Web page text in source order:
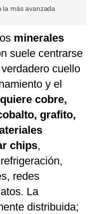
la más avanzada
minerales
suele centrarse
cuello
y el
cobre,
grafito,
chips,
redes
La
distribuida;